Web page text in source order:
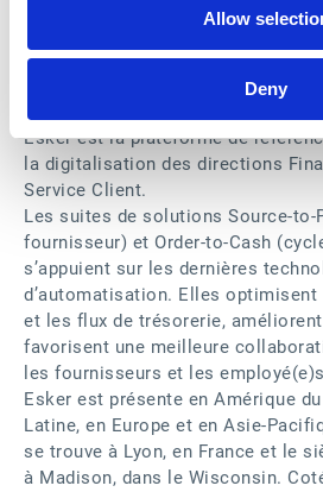
Allow
Deny
D.F. King Ltd agit en tant qu’agent
David Chase Lopes, Managing
david.chaselopes@dfkingltd.co.uk
A PROPOS D’ESKER
Esker est la plateforme de
la digitalisation des directions
Service Client.
Les suites de solutions Source-to-
fournisseur) et Order-to-Cash
s’appuient sur les dernières
d’automatisation. Elles
et les flux de trésorerie,
favorisent une meilleure
les fournisseurs et les
Esker est présente en Amérique
Latine, en Europe et en Asie-
se trouve à Lyon, en France et le
à Madison, dans le Wisconsin.